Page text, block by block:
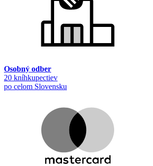
Osobný odber
20 kníhkupectiev
po celom Slovensku